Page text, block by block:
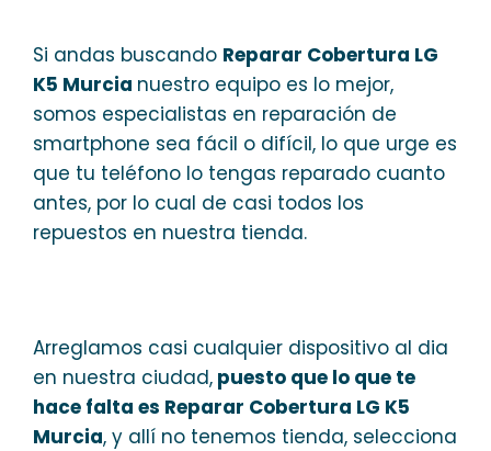
Si andas buscando Reparar Cobertura LG
K5 Murcia nuestro equipo es lo mejor,
somos especialistas en reparación de
smartphone sea fácil o difícil, lo que urge es
que tu teléfono lo tengas reparado cuanto
antes, por lo cual de casi todos los
repuestos en nuestra tienda.
Arreglamos casi cualquier dispositivo al dia
en nuestra ciudad, puesto que lo que te
hace falta es Reparar Cobertura LG K5
Murcia, y allí no tenemos tienda, selecciona